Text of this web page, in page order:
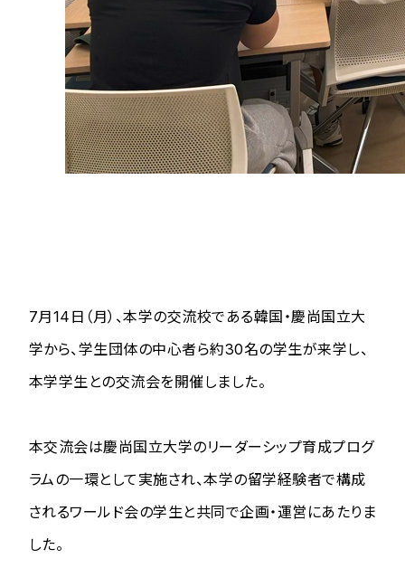
7月14日（月）、本学の交流校である韓国・慶尚国立大
学から、学生団体の中心者ら約30名の学生が来学し、
本学学生との交流会を開催しました。
本交流会は慶尚国立大学のリーダーシップ育成プログ
ラムの一環として実施され、本学の留学経験者で構成
されるワールド会の学生と共同で企画・運営にあたりま
した。